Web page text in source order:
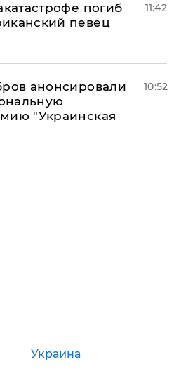
погиб
певец
11:42
анонсировали
"Украинская
10:52
Украина